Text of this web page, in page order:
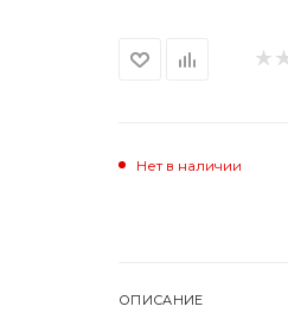
Нет в наличии
ОПИСАНИЕ